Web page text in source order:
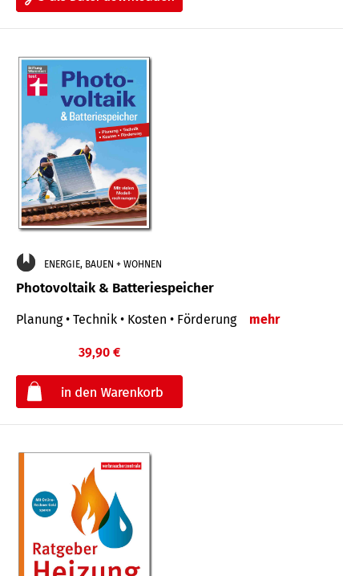
ENERGIE, BAUEN + WOHNEN
Photovoltaik & Batteriespeicher
Planung • Technik • Kosten • Förderung mehr
39,90 €